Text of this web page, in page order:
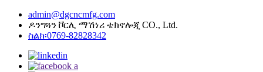
admin@dgcncmfg.com
ዶንግጓን ቮርሊ ማሽነሪ ቴክኖሎጂ CO., Ltd.
ስልክ፡0769-82828342